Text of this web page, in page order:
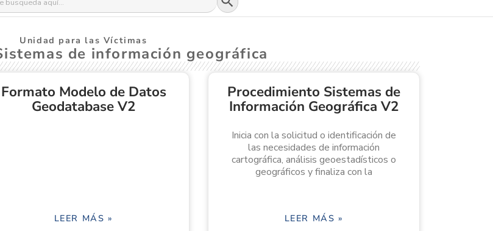
Unidad para las Víctimas
de información geográfica
Formato Modelo de Datos
Geodatabase V2
LEER MÁS »
Procedimiento Sistemas de
Información Geográfica V2
Inicia con la solicitud o identificación de
las necesidades de información
cartográfica, análisis geoestadísticos o
geográficos y finaliza con la
LEER MÁS »